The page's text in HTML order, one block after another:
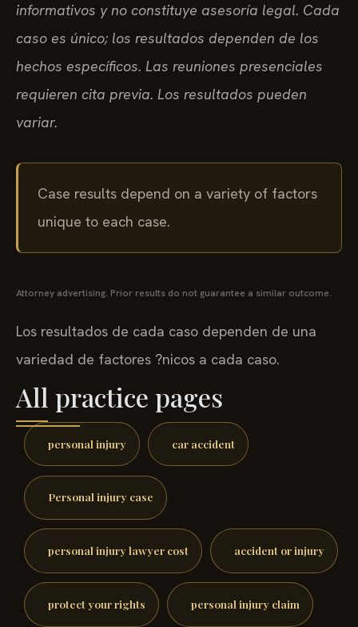
informativos y no constituye asesoría legal. Cada
caso es único; los resultados dependen de los
hechos específicos. Las reuniones presenciales
requieren cita previa. Los resultados pueden
variar.
Case results depend on a variety of factors
unique to each case.
Attorney advertising. Prior results do not guarantee a similar outcome.
Los resultados de cada caso dependen de una
variedad de factores ?nicos a cada caso.
All practice pages
personal injury car accident
Personal injury case
personal injury lawyer cost accident or injury
protect your rights personal injury claim